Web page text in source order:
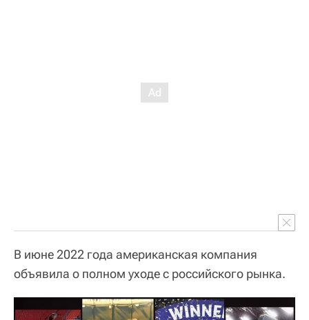
В июне 2022 года американская компания
объявила о полном уходе с российского рынка.